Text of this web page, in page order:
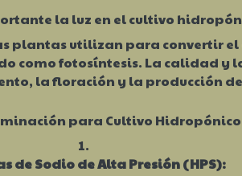
la luz en el cultivo
plantas utilizan para convertir
como fotosíntesis. La calidad y
la floración y la producción
para Cultivo Hidropónico
de Sodio de Alta Presión (HPS):